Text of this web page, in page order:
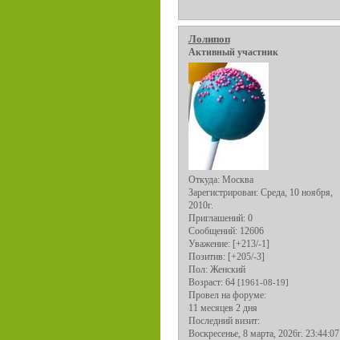
Лолипоп
Активный участник
Откуда: Москва
Зарегистрирован: Среда, 10 ноября,
2010г.
Приглашений: 0
Сообщений: 12606
Уважение: [+213/-1]
Позитив: [+205/-3]
Пол: Женский
Возраст: 64 [1961-08-19]
Провел на форуме:
11 месяцев 2 дня
Последний визит:
Воскресенье, 8 марта, 2026г. 23:44:07